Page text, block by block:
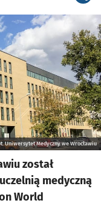
Uniwersytet Medyczny we Wrocławiu
został
medyczną
World